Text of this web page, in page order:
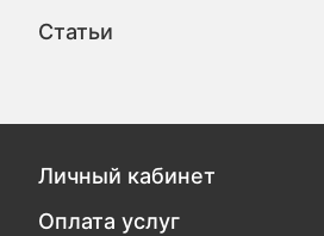
Статьи
Личный кабинет
Оплата услуг